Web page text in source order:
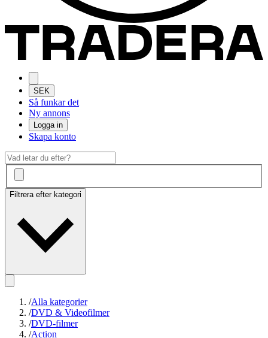
SEK
Så funkar det
Ny annons
Logga in
Skapa konto
Filtrera efter kategori
/Alla kategorier
/DVD & Videofilmer
/DVD-filmer
/Action